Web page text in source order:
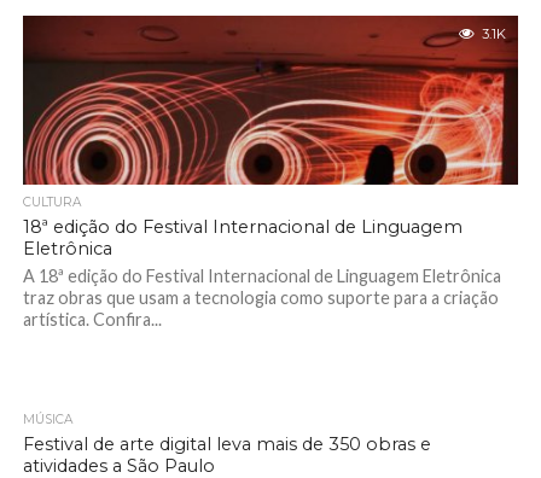
3.1K
CULTURA
18ª edição do Festival Internacional de Linguagem
Eletrônica
A 18ª edição do Festival Internacional de Linguagem Eletrônica
traz obras que usam a tecnologia como suporte para a criação
artística. Confira...
MÚSICA
Festival de arte digital leva mais de 350 obras e
atividades a São Paulo